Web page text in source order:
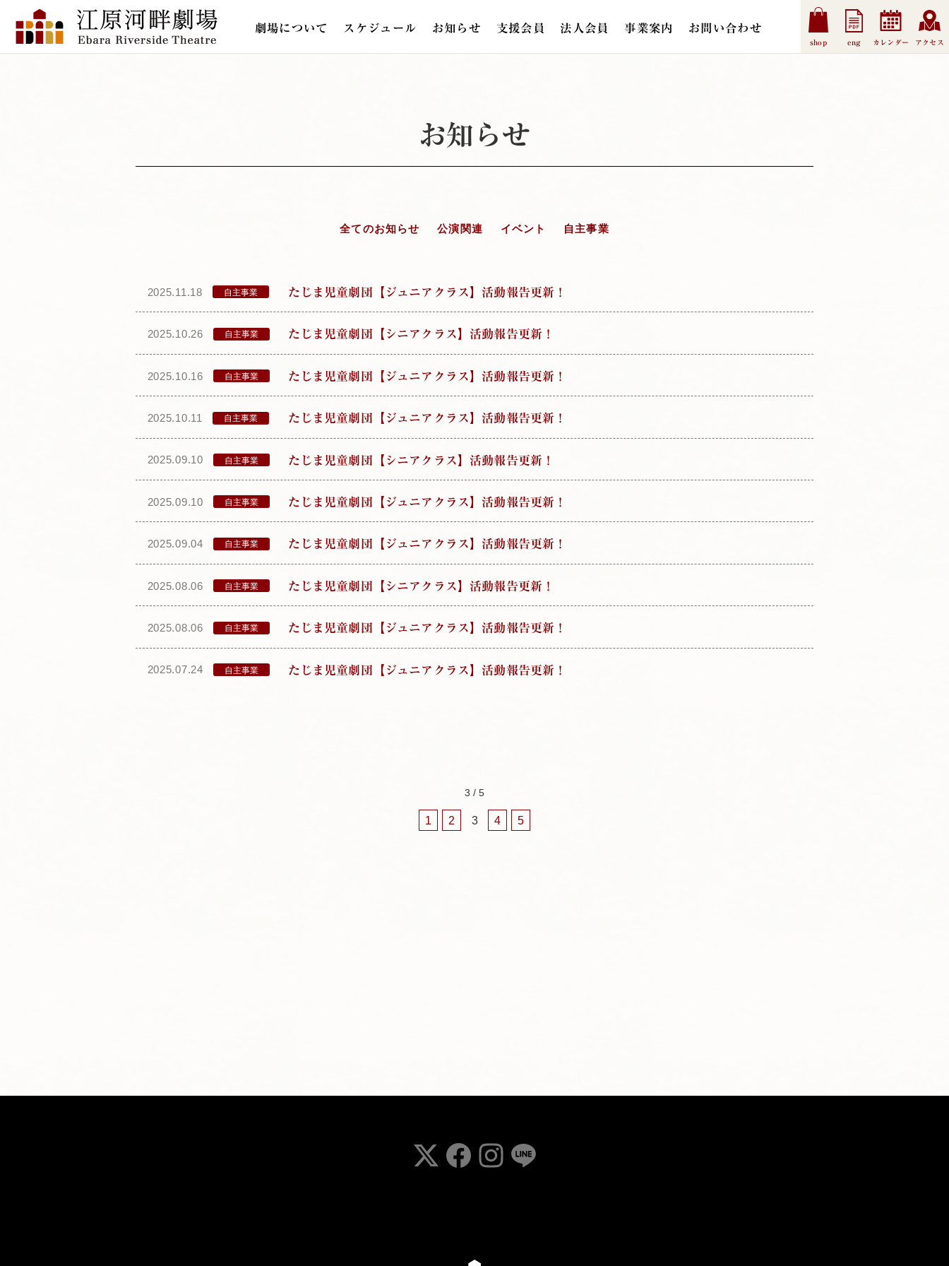
劇場について スケジュール お知らせ 支援会員 法人会員 事業案内 お問い合わせ
shop eng カレンダー アクセス
お知らせ
全てのお知らせ 公演関連 イベント 自主事業
2025.11.18 自主事業 たじま児童劇団【ジュニアクラス】活動報告更新！
2025.10.26 自主事業 たじま児童劇団【シニアクラス】活動報告更新！
2025.10.16 自主事業 たじま児童劇団【ジュニアクラス】活動報告更新！
2025.10.11 自主事業 たじま児童劇団【ジュニアクラス】活動報告更新！
2025.09.10 自主事業 たじま児童劇団【シニアクラス】活動報告更新！
2025.09.10 自主事業 たじま児童劇団【ジュニアクラス】活動報告更新！
2025.09.04 自主事業 たじま児童劇団【ジュニアクラス】活動報告更新！
2025.08.06 自主事業 たじま児童劇団【シニアクラス】活動報告更新！
2025.08.06 自主事業 たじま児童劇団【ジュニアクラス】活動報告更新！
2025.07.24 自主事業 たじま児童劇団【ジュニアクラス】活動報告更新！
3 / 5
1 2 3 4 5